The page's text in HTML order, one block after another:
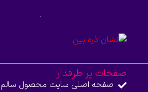
صفحات پر طرفدار
صفحه اصلی سایت محصول سالم